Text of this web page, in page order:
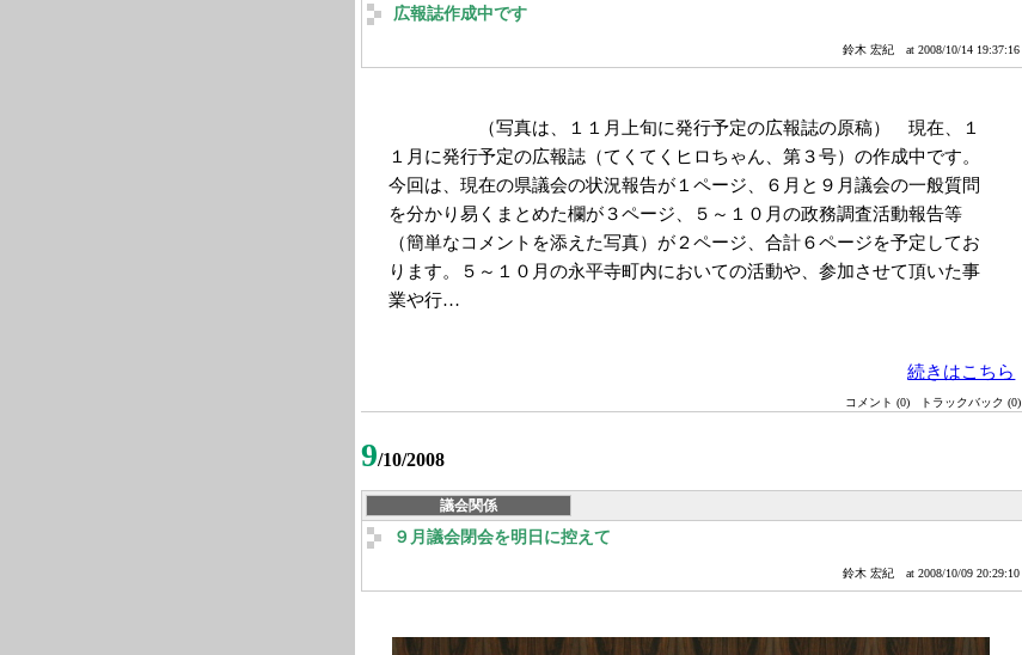
広報誌作成中です
鈴木 宏紀 at 2008/10/14 19:37:16
（写真は、１１月上旬に発行予定の広報誌の原稿） 現在、１
１月に発行予定の広報誌（てくてくヒロちゃん、第３号）の作成中です。
今回は、現在の県議会の状況報告が１ページ、６月と９月議会の一般質問
を分かり易くまとめた欄が３ページ、５～１０月の政務調査活動報告等
（簡単なコメントを添えた写真）が２ページ、合計６ページを予定してお
ります。５～１０月の永平寺町内においての活動や、参加させて頂いた事
業や行…
続きはこちら
コメント (0) トラックバック (0)
9/10/2008
議会関係
９月議会閉会を明日に控えて
鈴木 宏紀 at 2008/10/09 20:29:10